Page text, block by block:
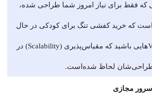
که فقط برای نیاز امروز شما طراحی شده،
است که خرید کفشی تنگ برای کودکی در حال
رشد. به‌دنبال VPSهایی باشید که مقیاس‌پذیری (Scalability) در
لحاظ شده‌است.